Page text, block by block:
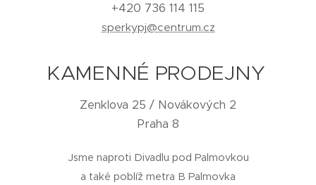
+420 736 114 115
sperkypj@centrum.cz
KAMENNÉ PRODEJNY
Zenklova 25 / Novákových 2
Praha 8
Jsme naproti Divadlu pod Palmovkou
a také poblíž metra B Palmovka